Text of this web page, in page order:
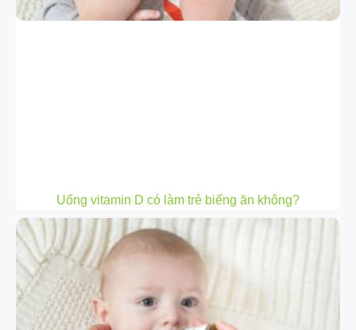
Uống vitamin D có làm trẻ biếng ăn không?